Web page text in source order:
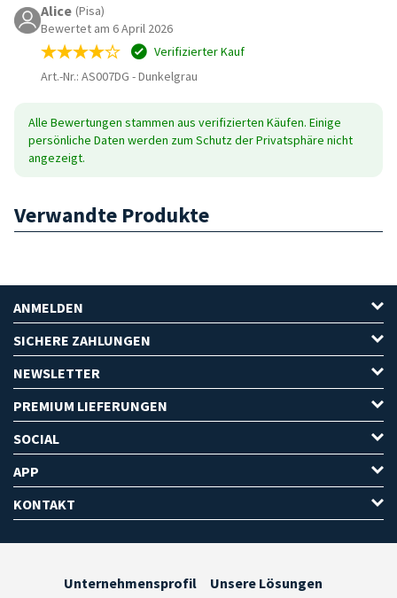
Alice (Pisa)
Bewertet am 6 April 2026
Verifizierter Kauf
Art.-Nr.: AS007DG -Dunkelgrau
Alle Bewertungen stammen aus verifizierten Käufen. Einige
persönliche Daten werden zum Schutz der Privatsphäre nicht
angezeigt.
Verwandte Produkte
ANMELDEN
SICHERE ZAHLUNGEN
NEWSLETTER
PREMIUM LIEFERUNGEN
SOCIAL
APP
KONTAKT
Unternehmensprofil
Unsere Lösungen